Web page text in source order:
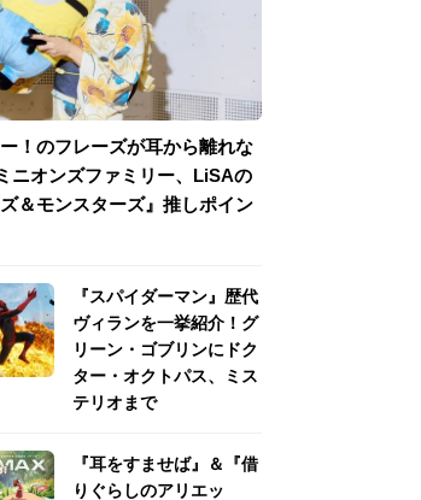
ー！のフレーズが耳から離れな
ニオンズファミリー、LiSAの
ズ＆モンスターズ』推しポイン
『スパイダーマン』歴代
ヴィランを一挙紹介！グ
リーン・ゴブリンにドク
ター・オクトパス、ミス
テリオまで
『耳をすませば』＆『借
りぐらしのアリエッ